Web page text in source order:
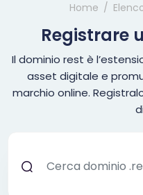
Home
Registrare
Il dominio rest è
asset digitale e
marchio online.